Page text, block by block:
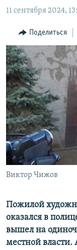
ИНФОГРАФИКА
ТЕЛЕПРОЕКТ
СОВЕТЫ
ПРОПАВШИЕ БЕЗ
ПОБЕДИТЕЛЕЙ НЕ
ELIFBE
УКРАИНСКАЯ
КАК ОБОЙТИ
Qırımtatar
ПРИСОЕДИНЯЙТЕСЬ!
Все сайты RFE/
11 сентября 2024,
Поделиться
Виктор Чижов
Пожилой
оказался в
вышел на
местной власти.